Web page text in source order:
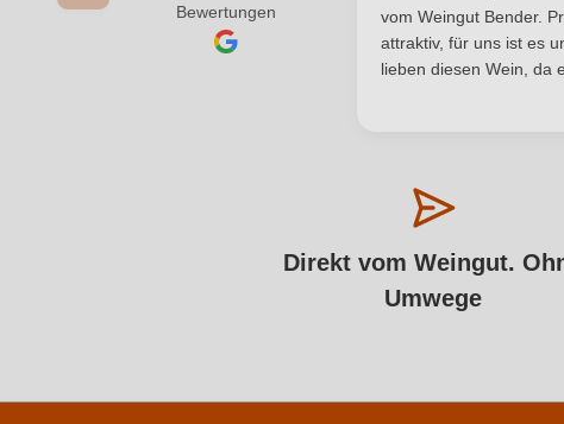
Bewertungen
vom Weingut Bender.
attraktiv, für uns ist es
lieben diesen Wein, da
Direkt vom Weingut.
Umwege